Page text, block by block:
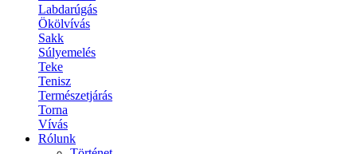
Labdarúgás
Ökölvívás
Sakk
Súlyemelés
Teke
Tenisz
Természetjárás
Torna
Vívás
Rólunk